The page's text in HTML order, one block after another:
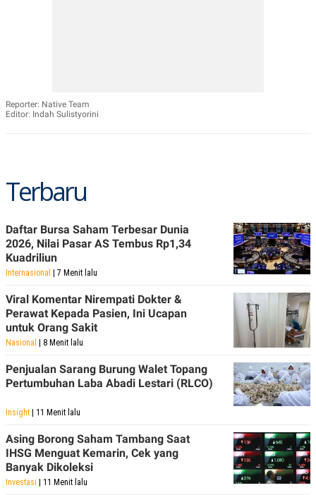
Reporter: Native Team
Editor: Indah Sulistyorini
Terbaru
Daftar Bursa Saham Terbesar Dunia
2026, Nilai Pasar AS Tembus Rp1,34
Kuadriliun
Internasional | 7 Menit lalu
Viral Komentar Nirempati Dokter &
Perawat Kepada Pasien, Ini Ucapan
untuk Orang Sakit
Nasional | 8 Menit lalu
Penjualan Sarang Burung Walet Topang
Pertumbuhan Laba Abadi Lestari (RLCO)
Insight | 11 Menit lalu
Asing Borong Saham Tambang Saat
IHSG Menguat Kemarin, Cek yang
Banyak Dikoleksi
Investasi | 11 Menit lalu